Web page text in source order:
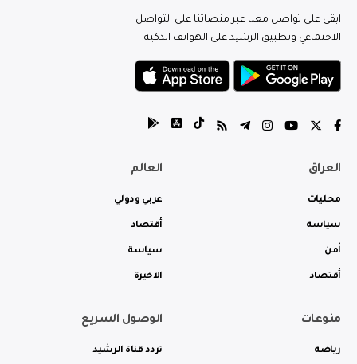
ابقى على تواصل معنا عبر منصاتنا على التواصل
الاجتماعي وتطبيق الرشيد على الهواتف الذكية.
العراق
محليات
سياسة
أمن
أقتصاد
العالم
عربي ودولي
أقتصاد
سياسة
الاخيرة
منوعات
رياضة
الوصول السريع
تردد قناة الرشيد